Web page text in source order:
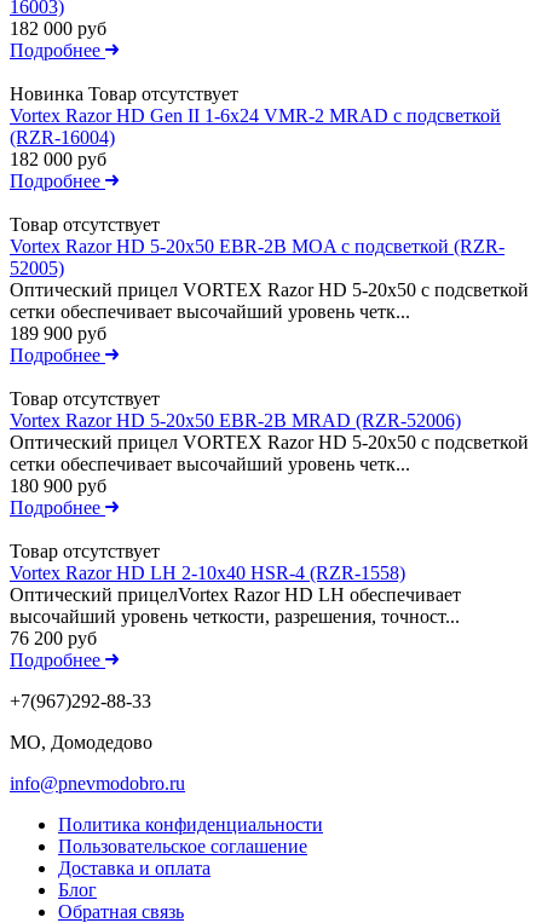
16003)
182 000 руб
Подробнее
Новинка Товар отсутствует
Vortex Razor HD Gen II 1-6x24 VMR-2 MRAD с подсветкой
(RZR-16004)
182 000 руб
Подробнее
Товар отсутствует
Vortex Razor HD 5-20x50 EBR-2B MOA с подсветкой (RZR-
52005)
Оптический прицел VORTEX Razor HD 5-20x50 с подсветкой
сетки обеспечивает высочайший уровень четк...
189 900 руб
Подробнее
Товар отсутствует
Vortex Razor HD 5-20x50 EBR-2B MRAD (RZR-52006)
Оптический прицел VORTEX Razor HD 5-20x50 с подсветкой
сетки обеспечивает высочайший уровень четк...
180 900 руб
Подробнее
Товар отсутствует
Vortex Razor HD LH 2-10x40 HSR-4 (RZR-1558)
Оптический прицелVortex Razor HD LH обеспечивает
высочайший уровень четкости, разрешения, точност...
76 200 руб
Подробнее
+7(967)292-88-33
МО, Домодедово
info@pnevmodobro.ru
Политика конфиденциальности
Пользовательское соглашение
Доставка и оплата
Блог
Обратная связь